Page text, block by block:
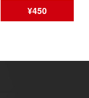
¥450